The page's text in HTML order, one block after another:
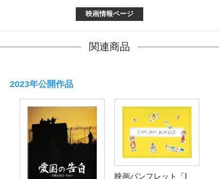
映画情報ページ
関連商品
2023年公開作品
映画パンフレット「I